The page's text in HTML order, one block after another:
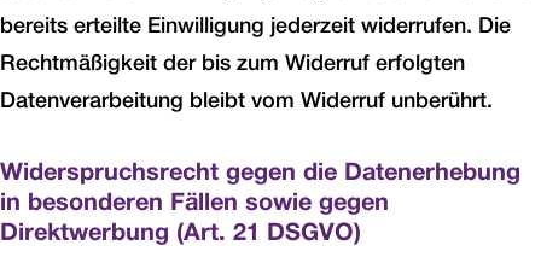
bereits erteilte Einwilligung jederzeit widerrufen. Die
Rechtmäßigkeit der bis zum Widerruf erfolgten
Datenverarbeitung bleibt vom Widerruf unberührt.
Widerspruchsrecht gegen die Datenerhebung
in besonderen Fällen sowie gegen
Direktwerbung (Art. 21 DSGVO)